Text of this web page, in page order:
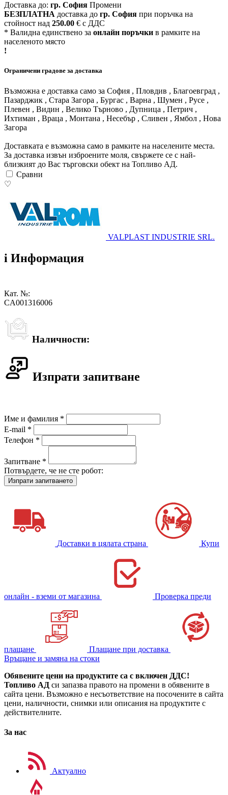
Доставка до: гр. София Промени
БЕЗПЛАТНА доставка до гр. София при поръчка на
стойност над 250.00 € с ДДС
* Валидна единствено за онлайн поръчки в рамките на
населеното място
!
Ограничени градове за доставка
Възможна е доставка само за София , Пловдив , Благоевград ,
Пазарджик , Стара Загора , Бургас , Варна , Шумен , Русе ,
Плевен , Видин , Велико Търново , Дупница , Петрич ,
Ихтиман , Враца , Монтана , Несебър , Сливен , Ямбол , Нова
Загора
Доставката е възможна само в рамките на населените места.
За доставка извън изброените моля, свържете се с най-
близкият до Вас търговски обект на Топливо АД.
Сравни
♡
VALPLAST INDUSTRIE SRL.
i Информация
Кат. №:
CA001316006
Наличности:
Изпрати запитване
Име и фамилия *
E-mail *
Телефон *
Запитване *
Потвърдете, че не сте робот:
Доставки в цялата страна Купи
онлайн - вземи от магазина Проверка преди
плащане
Плащане при доставка
Връщане и замяна на стоки
Обявените цени на продуктите са с включен ДДС!
Топливо АД си запазва правото на промени в обявените в
сайта цени. Възможно е несъответствие на посочените в сайта
цени, наличности, снимки или описания на продуктите с
действителните.
За нас
Актуално